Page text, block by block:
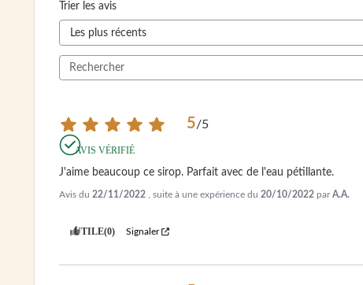
Trier les avis
5/5
AVIS VÉRIFIÉ
J'aime beaucoup ce sirop. Parfait avec de l'eau pétillante.
Avis du 22/11/2022 , suite à une expérience du 20/10/2022 parA.A.
UTILE(0) Signaler